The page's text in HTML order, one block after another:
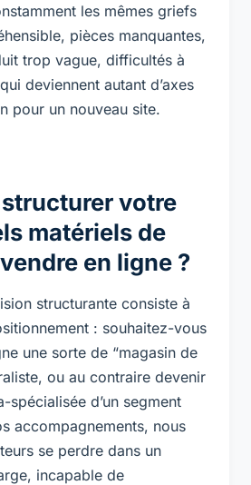
les mêmes griefs
pièces manquantes,
trop vague, difficultés à
deviennent autant d’axes
pour un nouveau site.
votre
matériels de
en ligne ?
structurante consiste à
: souhaitez-vous
une sorte de “magasin de
ou au contraire devenir
spécialisée d’un segment
accompagnements, nous
se perdre dans un
incapable de